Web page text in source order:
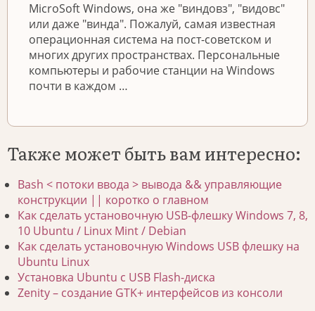
MicroSoft Windows, она же "виндовз", "видовс"
или даже "винда". Пожалуй, самая известная
операционная система на пост-советском и
многих других пространствах. Персональные
компьютеры и рабочие станции на Windows
почти в каждом …
Также может быть вам интересно:
Bash < потоки ввода > вывода && управляющие
конструкции || коротко о главном
Как сделать установочную USB-флешку Windows 7, 8,
10 Ubuntu / Linux Mint / Debian
Как сделать установочную Windows USB флешку на
Ubuntu Linux
Установка Ubuntu с USB Flash-диска
Zenity – создание GTK+ интерфейсов из консоли